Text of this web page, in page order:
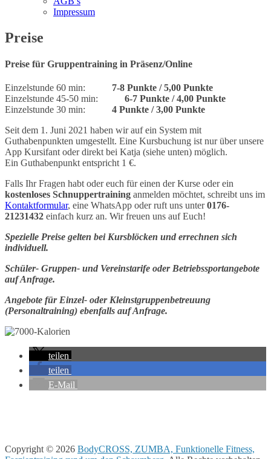
Impressum
Preise
Preise für Gruppentraining in Präsenz/Online
Einzelstunde 60 min: 7-8 Punkte / 5,00 Punkte
Einzelstunde 45-50 min: 6-7 Punkte / 4,00 Punkte
Einzelstunde 30 min: 4 Punkte / 3,00 Punkte
Seit dem 1. Juni 2021 haben wir auf ein System mit
Guthabenpunkten umgestellt. Eine Kursbuchung ist nur über unsere
App Kursifant oder direkt bei Katja (siehe unten) möglich.
Ein Guthabenpunkt entspricht 1 €.
Falls Ihr Fragen habt oder euch für einen der Kurse oder ein
kostenloses Schnuppertraining anmelden möchtet, schreibt uns im
Kontaktformular, eine WhatsApp oder ruft uns unter0176-
21231432 einfach kurz an. Wir freuen uns auf Euch!
Spezielle Preise gelten bei Kursblöcken und errechnen sich
individuell.
Schüler- Gruppen- und Vereinstarife oder Betriebssportangebote
auf Anfrage.
Angebote für Einzel- oder Kleinstgruppenbetreuung
(Personaltraining) ebenfalls auf Anfrage.
teilen
teilen
E-Mail
Copyright © 2026 BodyCROSS, ZUMBA, Funktionelle Fitness,